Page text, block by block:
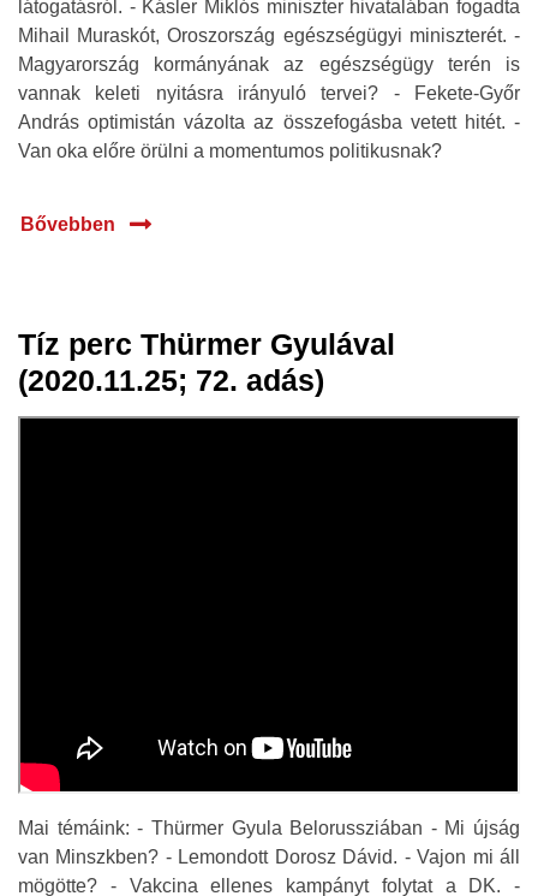
látogatásról. - Kásler Miklós miniszter hivatalában fogadta
Mihail Muraskót, Oroszország egészségügyi miniszterét. -
Magyarország kormányának az egészségügy terén is
vannak keleti nyitásra irányuló tervei? - Fekete-Győr
András optimistán vázolta az összefogásba vetett hitét. -
Van oka előre örülni a momentumos politikusnak?
Bővebben
26 nov.
2020
Tíz perc Thürmer Gyulával
(2020.11.25; 72. adás)
Mai témáink: - Thürmer Gyula Belorussziában - Mi újság
van Minszkben? - Lemondott Dorosz Dávid. - Vajon mi áll
mögötte? - Vakcina ellenes kampányt folytat a DK. -